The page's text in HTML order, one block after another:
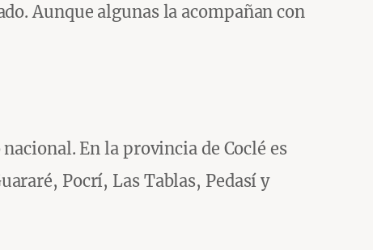
Aunque algunas la acompañan con
En la provincia de Coclé es
Pocrí, Las Tablas, Pedasí y